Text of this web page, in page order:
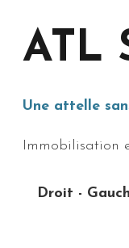
ATL
Une attelle
Immobilisation
Droit -